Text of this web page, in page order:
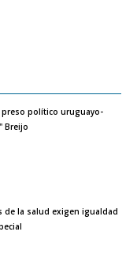
preso político uruguayo-
Breijo
de la salud exigen igualdad